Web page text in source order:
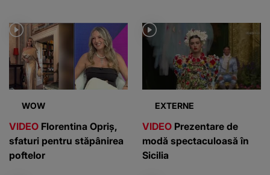
WOW
VIDEO Florentina Opriș,
sfaturi pentru stăpânirea
poftelor
EXTERNE
VIDEO Prezentare de
modă spectaculoasă în
Sicilia